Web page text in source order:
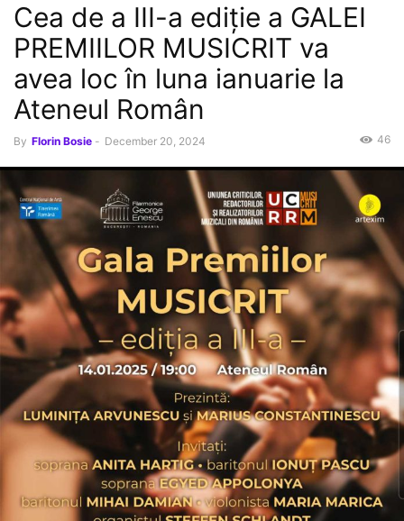
Cea de a III-a ediție a GALEI
PREMIILOR MUSICRIT va
avea loc în luna ianuarie la
Ateneul Român
By Florin Bosie - December 20, 2024 46